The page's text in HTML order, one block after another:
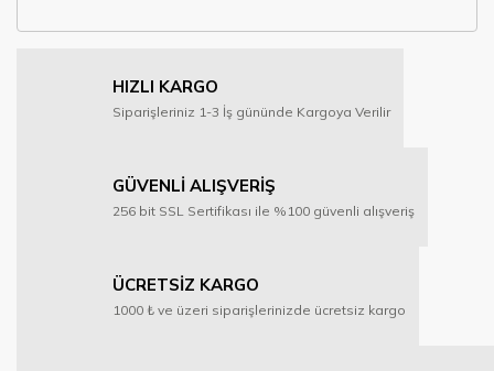
HIZLI KARGO
Siparişleriniz 1-3 İş gününde Kargoya Verilir
GÜVENLİ ALIŞVERİŞ
256 bit SSL Sertifikası ile %100 güvenli alışveriş
ÜCRETSİZ KARGO
1000 ₺ ve üzeri siparişlerinizde ücretsiz kargo